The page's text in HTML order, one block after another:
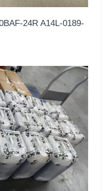
24R A14L-0189-